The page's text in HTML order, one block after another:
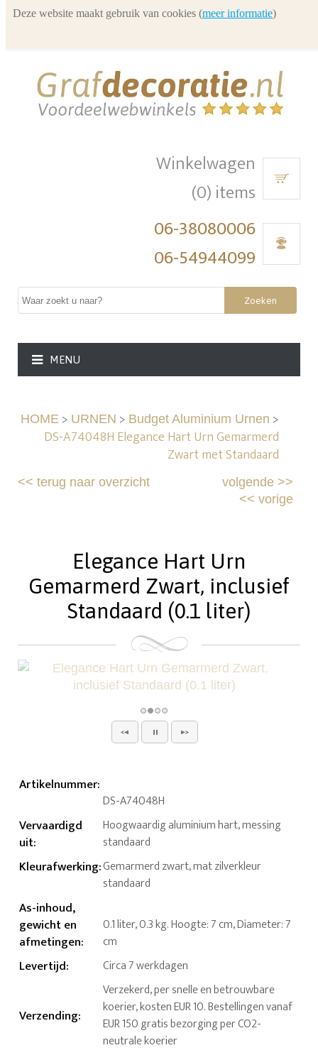
Winkelwagen
(0) items
06-38080006
06-54944099
Zoeken
MENU
HOME> URNEN > Budget Aluminium Urnen >
DS-A74048H Elegance Hart Urn Gemarmerd
Zwart met Standaard
<<terug naar overzicht volgende>>
<< vorige
Elegance Hart Urn
Gemarmerd Zwart, inclusief
Standaard (0.1 liter)
Artikelnummer:
DS-A74048H
Vervaardigd
uit:
Hoogwaardig aluminium hart, messing
standaard
Kleurafwerking:Gemarmerd zwart, mat zilverkleur
standaard
As-inhoud,
gewicht en
afmetingen:
0.1 liter, 0.3 kg. Hoogte: 7 cm, Diameter: 7
cm
Levertijd: Circa 7 werkdagen
Verzending:
Verzekerd, per snelle en betrouwbare
koerier, kosten EUR 10. Bestellingen vanaf
EUR 150 gratis bezorging per CO2-
neutrale koerier
Deze website maakt gebruik van cookies (meer informatie)